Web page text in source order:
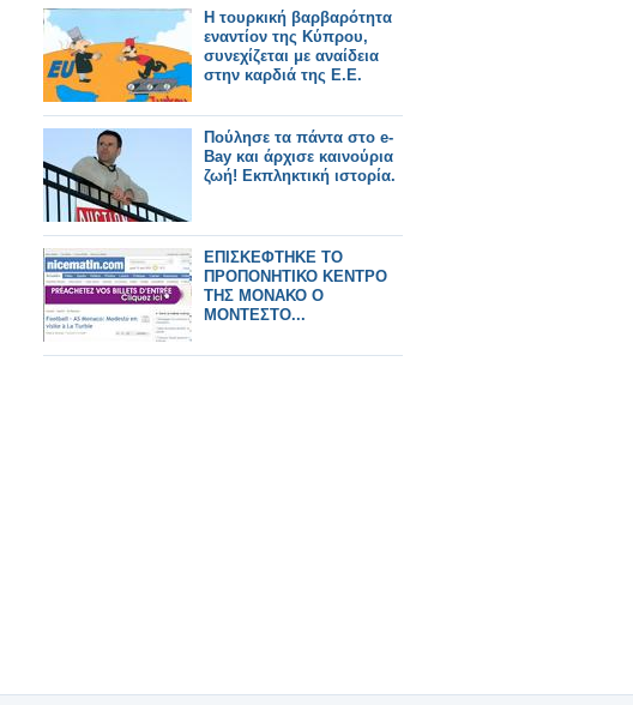
Η τουρκική βαρβαρότητα
εναντίον της Κύπρου,
συνεχίζεται με αναίδεια
στην καρδιά της Ε.Ε.
Πούλησε τα πάντα στο e-
Bay και άρχισε καινούρια
ζωή! Εκπληκτική ιστορία.
ΕΠΙΣΚΕΦΤΗΚΕ ΤΟ
ΠΡΟΠΟΝΗΤΙΚΟ ΚΕΝΤΡΟ
ΤΗΣ ΜΟΝΑΚΟ Ο
ΜΟΝΤΕΣΤΟ...